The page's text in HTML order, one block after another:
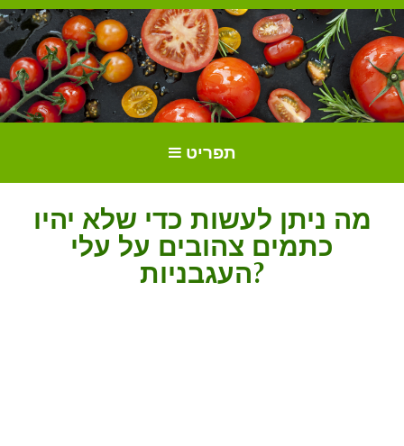
תפריט
מה ניתן לעשות כדי שלא יהיו
כתמים צהובים על עלי
העגבניות?